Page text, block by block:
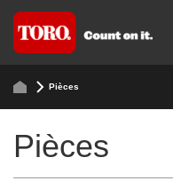
Pièces
Pièces